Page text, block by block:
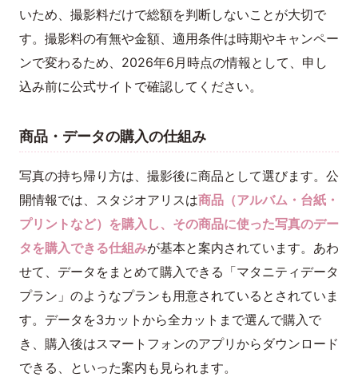
いため、撮影料だけで総額を判断しないことが大切で
す。撮影料の有無や金額、適用条件は時期やキャンペー
ンで変わるため、2026年6月時点の情報として、申し
込み前に公式サイトで確認してください。
商品・データの購入の仕組み
写真の持ち帰り方は、撮影後に商品として選びます。公
開情報では、スタジオアリスは商品（アルバム・台紙・
プリントなど）を購入し、その商品に使った写真のデー
タを購入できる仕組みが基本と案内されています。あわ
せて、データをまとめて購入できる「マタニティデータ
プラン」のようなプランも用意されているとされていま
す。データを3カットから全カットまで選んで購入で
き、購入後はスマートフォンのアプリからダウンロード
できる、といった案内も見られます。